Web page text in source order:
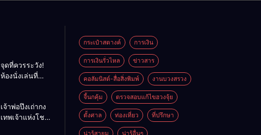
จุดที่ควรระวัง!
ห้องนั่งเล่นที่
เจ้าพ่อปึงเถ่ากง
เทพเจ้าแห่งโชค
กระเป๋าสตางค์ การเงิน
การเงินรั่วไหล ข่าวสาร
คอลัมนิสต์-สื่อสิ่งพิมพ์ งานบวงสรวง
จี้นกคุ้ม ตรวจสอบแก้ไขฮวงจุ้ย
ตั้งศาล ท่องเที่ยว ที่ปรึกษา
น่ารู้สายมู น่ารู้อื่นๆ